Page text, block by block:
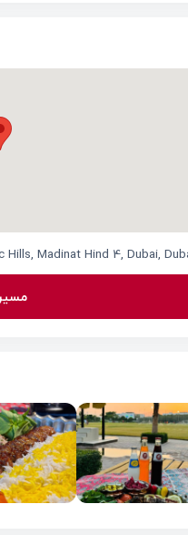
Hills, Madinat Hind 4, Dubai,